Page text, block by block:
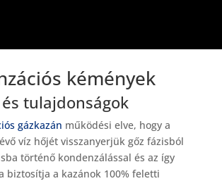
kémények
és tulajdonságok
gázkazán működési elve, hogy a
víz hőjét visszanyerjük gőz fázisból
történő kondenzálással és az így
biztosítja a kazánok 100% feletti